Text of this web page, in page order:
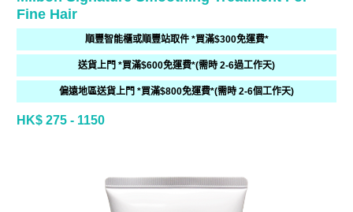
Fine Hair
順豐智能櫃或順豐站取件 *買滿$300免運費*
送貨上門 *買滿$600免運費*(需時 2-6過工作天)
偏遠地區送貨上門 *買滿$800免運費*(需時 2-6個工作天)
HK$ 275 - 1150